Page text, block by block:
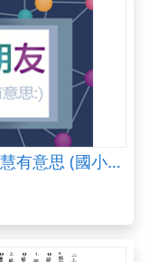
和AI做朋友－相逢篇：人工智慧有意思 (國小教材)